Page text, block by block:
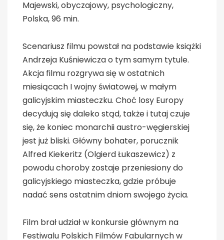
Majewski, obyczajowy, psychologiczny,
Polska, 96 min.
Scenariusz filmu powstał na podstawie książki
Andrzeja Kuśniewicza o tym samym tytule.
Akcja filmu rozgrywa się w ostatnich
miesiącach I wojny światowej, w małym
galicyjskim miasteczku. Choć losy Europy
decydują się daleko stąd, także i tutaj czuje
się, że koniec monarchii austro-węgierskiej
jest już bliski. Główny bohater, porucznik
Alfred Kiekeritz (Olgierd Łukaszewicz) z
powodu choroby zostaje przeniesiony do
galicyjskiego miasteczka, gdzie próbuje
nadać sens ostatnim dniom swojego życia.
Film brał udział w konkursie głównym na
Festiwalu Polskich Filmów Fabularnych w